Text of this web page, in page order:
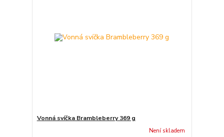
Vonná svíčka Brambleberry 369 g
Není skladem